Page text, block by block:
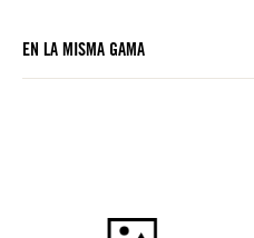
EN LA MISMA GAMA